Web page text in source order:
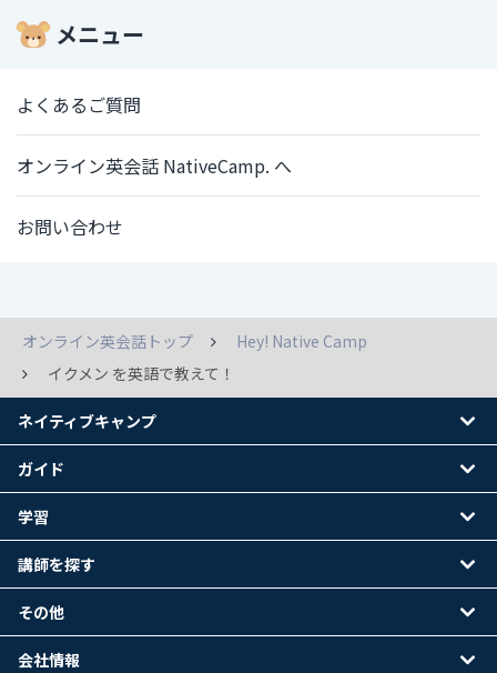
メニュー
よくあるご質問
オンライン英会話 NativeCamp. へ
お問い合わせ
オンライン英会話トップ
Hey! Native Camp
イクメン を英語で教えて！
ネイティブキャンプ
ガイド
学習
講師を探す
その他
会社情報